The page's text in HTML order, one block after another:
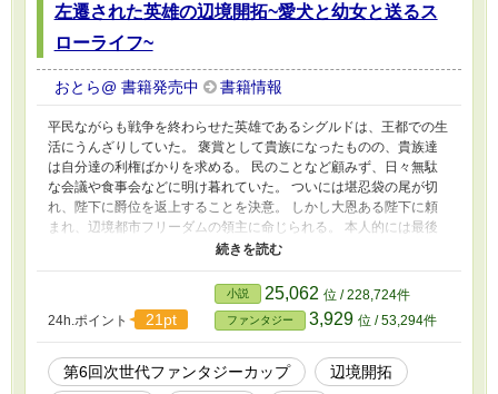
左遷された英雄の辺境開拓~愛犬と幼女と送るス
ローライフ~
おとら@ 書籍発売中 書籍情報
平民ながらも戦争を終わらせた英雄であるシグルドは、王都での生
活にうんざりしていた。 褒賞として貴族になったものの、貴族達
は自分達の利権ばかりを求める。 民のことなど顧みず、日々無駄
な会議や食事会などに明け暮れていた。 ついには堪忍袋の尾が切
れ、陛下に爵位を返上することを決意。 しかし大恩ある陛下に頼
まれ、辺境都市フリーダムの領主に命じられる。 本人的には最後
の恩返しだと思い受け入れる事に。 しかし辺境は思った以上に荒
事が出来ない。 何より、目の前の民を放ってはおけない。 そし
て、どうにか辺境を変えようと奮闘するのだった。
24h.ポイント
21pt
小説 25,062 位 / 228,724件
ファンタジー 3,929 位 / 53,294件
第6回次世代ファンタジーカップ
辺境開拓